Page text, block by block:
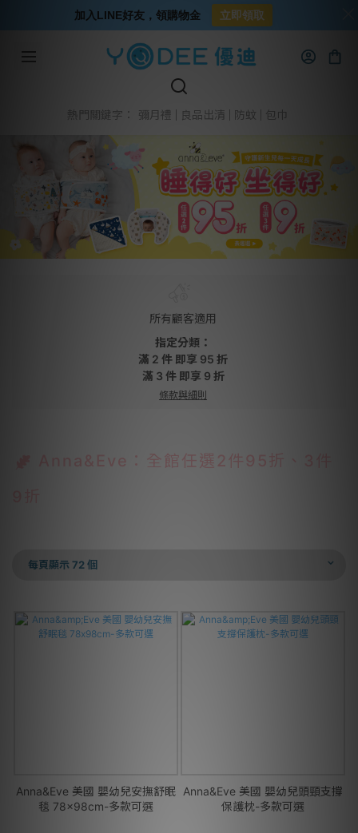
熱門關鍵字： 彌月禮 良品出清 防蚊 包巾
所有顧客適用
指定分類：
滿 2 件 即享 95 折
滿 3 件 即享 9 折
條款與細則
Anna&Eve：全館任選2件95折、3件
每頁顯示 72 個
Anna&Eve 美國 嬰幼兒安撫舒眠
毯 78x98cm-多款可選
Anna&Eve 美國 嬰幼兒頭頸支撐
保護枕-多款可選
加入LINE好友，領購物金 立即領取